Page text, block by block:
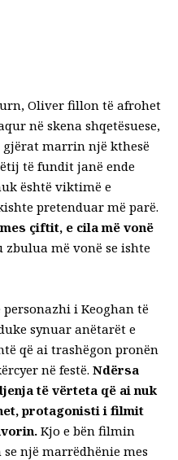
Oliver fillon të afrohet
në skena shqetësuese,
gjërat marrin një kthesë
të fundit janë ende
është viktimë e
pretenduar më parë.
çiftit, e cila më vonë
zbulua më vonë se ishte
i Keoghan të
synuar anëtarët e
që ai trashëgon pronën
në festë. Ndërsa
të vërteta që ai nuk
protagonisti i filmit
Kjo e bën filmin
një marrëdhënie mes